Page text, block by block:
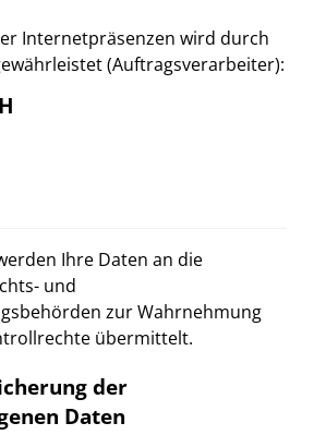
Internetpräsenzen wird durch
(Auftragsverarbeiter):
Ihre Daten an die
und
zur Wahrnehmung
übermittelt.
der
Daten